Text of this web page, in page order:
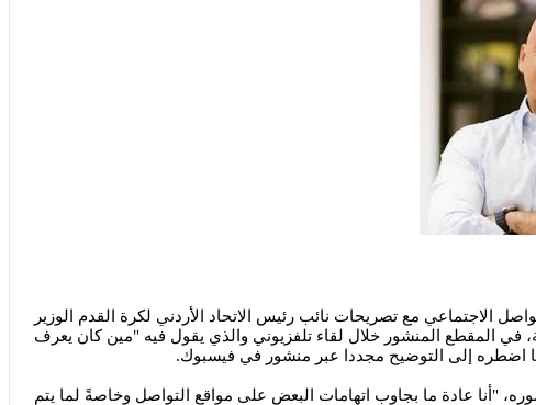
الاجتماعي مع تصريحات نائب رئيس الاتحاد الأردني لكرة القدم الوزير
في المقطع المنشور خلال لقاء تلفزيوني والذي يقول فيه "مين كان يعرف
اضطره إلى التوضيح مجددا عبر منشور في فيسبوك.
"أنا عادة ما بجاوب اتهامات البعض على مواقع التواصل وخاصةً لما يتم